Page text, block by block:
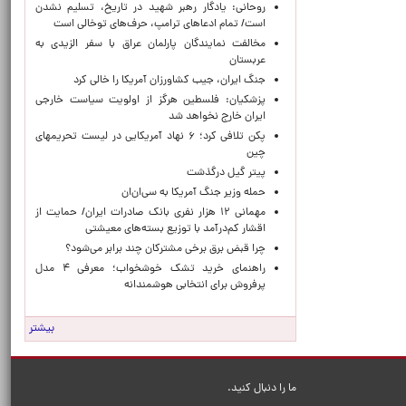
روحانی: یادگار رهبر شهید در تاریخ، تسلیم نشدن
است/ تمام ادعاهای ترامپ، حرف‌های توخالی است
مخالفت نمایندگان پارلمان عراق با سفر الزیدی به
عربستان
جنگ ایران، جیب کشاورزان آمریکا را خالی کرد
پزشکیان: فلسطین هرگز از اولویت سیاست خارجی
ایران خارج نخواهد شد
پکن تلافی کرد؛ ۶ نهاد آمریکایی در لیست تحریمهای
چین
پیتر گیل درگذشت
حمله وزیر جنگ آمریکا به سی‌ان‌ان
مهمانی ۱۲ هزار نفری بانک صادرات ایران/ حمایت از
اقشار کم‌درآمد با توزیع بسته‌های معیشتی
چرا قبض برق برخی مشترکان چند برابر می‌شود؟
راهنمای خرید تشک خوشخواب؛ معرفی ۴ مدل
پرفروش برای انتخابی هوشمندانه
بیشتر
ما را دنبال کنید.